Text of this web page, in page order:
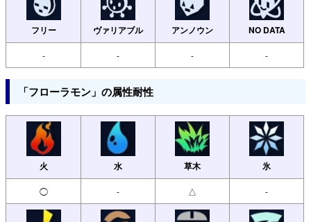
フリー ヴァリアブル アンノウン NO DATA
- - - -
「フローラモン」の属性耐性
火 水 草木 氷
◯ - △ -